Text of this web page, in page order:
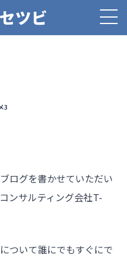
ツビ
3
ログを書かせていただい
ンサルティング会社T-
ついて誰にでもすぐにで